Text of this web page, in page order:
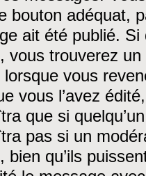
bouton adéquat,
ait été publié. Si
vous trouverez
lorsque vous
vous l’avez
que si
pas si un
bien qu’ils